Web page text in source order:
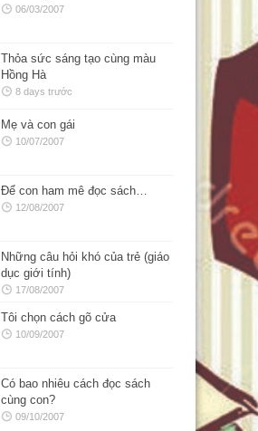
06/03/2007
Thỏa sức sáng tạo cùng màu
Hồng Hà
8 days trước
Mẹ và con gái
10/07/2007
Để con ham mê đọc sách…
12/08/2007
Những câu hỏi khó của trẻ (giáo
dục giới tính)
17/08/2007
Tôi chọn cách gõ cửa
10/09/2007
Có bao nhiêu cách đọc sách
cùng con?
09/10/2007